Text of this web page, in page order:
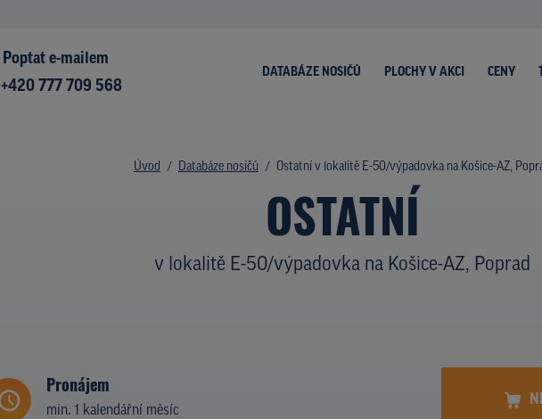
Poptat e-mailem
+420 777 709 568
DATABÁZE NOSIČŮ PLOCHY V AKCI CENY
Úvod Databáze nosičů Ostatní v lokalitě E-50/výpadovka na Košice-AZ,
OSTATNÍ
v lokalitě E-50/výpadovka na Košice-AZ, Poprad
Pronájem
min. 1 kalendářní měsíc